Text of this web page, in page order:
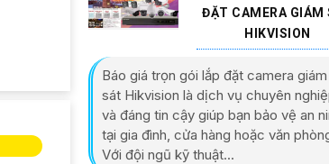
ĐẶT CAMERA GIÁM
HIKVISION
Báo giá trọn gói lắp đặt camera giám
sát Hikvision là dịch vụ chuyên
và đáng tin cậy giúp bạn bảo vệ an
tại gia đình, cửa hàng hoặc văn
Với đội ngũ kỹ thuật...